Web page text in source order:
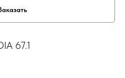
67.1